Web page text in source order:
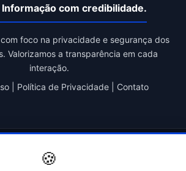
Informação com credibilidade.
foco na privacidade e segurança dos
Valorizamos a transparência em cada
interação.
Política de Privacidade Contato
Novatopnet
🍪